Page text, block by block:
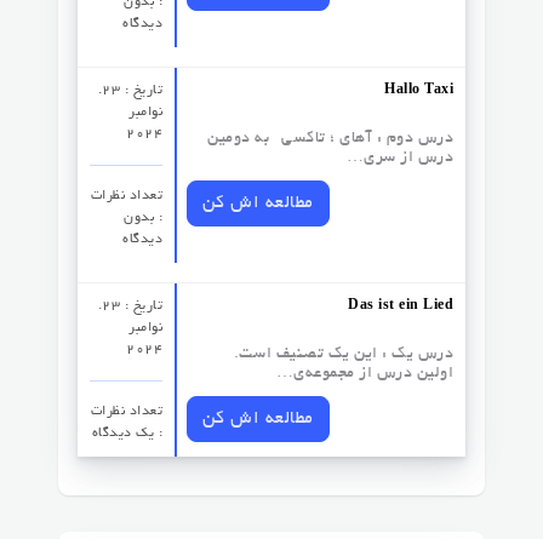
دیدگاه
تاریخ : 23.
نوامبر
2024
تعداد نظرات‌
: بدون
دیدگاه
Hallo Taxi
درس دوم : آهای ؛ تاکسی به دومین
درس از سری…
مطالعه اش کن
تاریخ : 23.
نوامبر
2024
تعداد نظرات‌
: یک دیدگاه
Das ist ein Lied
درس یک : این یک تصنیف است.
اولین درس از مجموعه‌ی…
مطالعه اش کن